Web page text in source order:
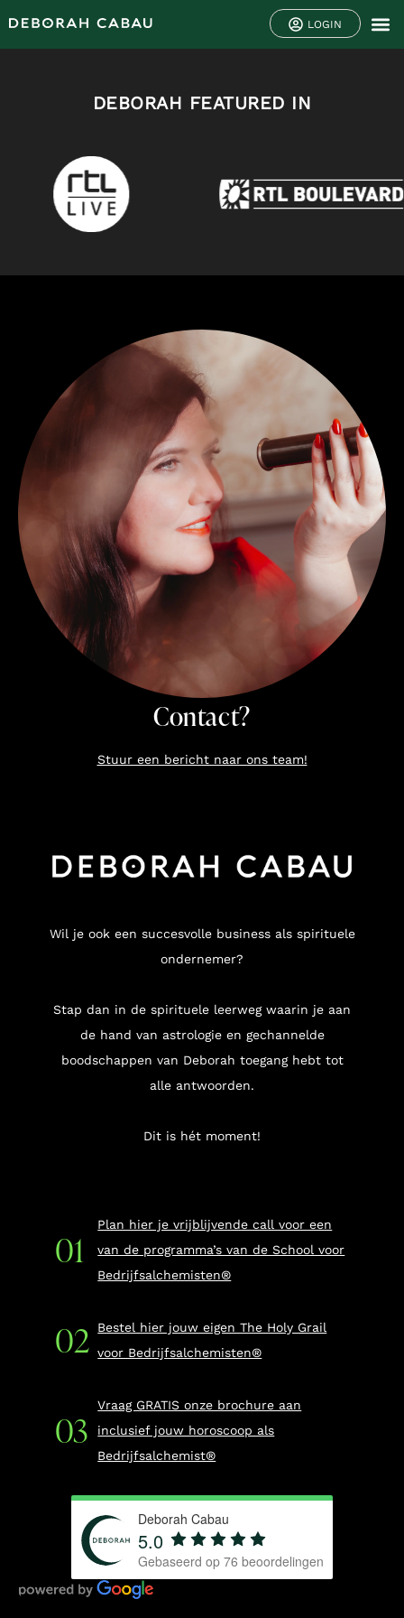
LOGIN
DEBORAH FEATURED IN
Contact?
Stuur een bericht naar ons team!
Wil je ook een succesvolle business als spirituele
ondernemer?
Stap dan in de spirituele leerweg waarin je aan
de hand van astrologie en gechannelde
boodschappen van Deborah toegang hebt tot
alle antwoorden.
Dit is hét moment!
Plan hier je vrijblijvende call voor een
van de programma’s van de School voor
Bedrijfsalchemisten®
Bestel hier jouw eigen The Holy Grail
voor Bedrijfsalchemisten®
Vraag GRATIS onze brochure aan
inclusief jouw horoscoop als
Bedrijfsalchemist®
Deborah Cabau
5.0
Gebaseerd op 76 beoordelingen